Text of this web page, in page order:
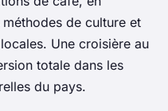
de culture et
Une croisière au
totale dans les
du pays.